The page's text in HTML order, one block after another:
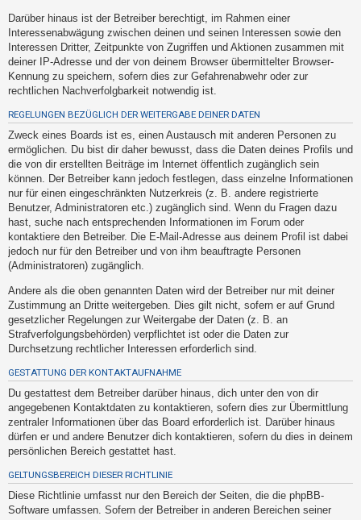
A
k
t
i
v
e
T
h
e
m
e
n
S
u
c
e
F
A
Q
Darüber hinaus ist der Betreiber berechtigt, im Rahmen einer
Interessenabwägung zwischen deinen und seinen Interessen sowie den
Interessen Dritter, Zeitpunkte von Zugriffen und Aktionen zusammen mit
deiner IP-Adresse und der von deinem Browser übermittelter Browser-
Kennung zu speichern, sofern dies zur Gefahrenabwehr oder zur
rechtlichen Nachverfolgbarkeit notwendig ist.
REGELUNGEN BEZÜGLICH DER WEITERGABE DEINER DATEN
Zweck eines Boards ist es, einen Austausch mit anderen Personen zu
ermöglichen. Du bist dir daher bewusst, dass die Daten deines Profils und
die von dir erstellten Beiträge im Internet öffentlich zugänglich sein
können. Der Betreiber kann jedoch festlegen, dass einzelne Informationen
nur für einen eingeschränkten Nutzerkreis (z. B. andere registrierte
Benutzer, Administratoren etc.) zugänglich sind. Wenn du Fragen dazu
hast, suche nach entsprechenden Informationen im Forum oder
kontaktiere den Betreiber. Die E-Mail-Adresse aus deinem Profil ist dabei
jedoch nur für den Betreiber und von ihm beauftragte Personen
(Administratoren) zugänglich.
Andere als die oben genannten Daten wird der Betreiber nur mit deiner
Zustimmung an Dritte weitergeben. Dies gilt nicht, sofern er auf Grund
gesetzlicher Regelungen zur Weitergabe der Daten (z. B. an
Strafverfolgungsbehörden) verpflichtet ist oder die Daten zur
Durchsetzung rechtlicher Interessen erforderlich sind.
GESTATTUNG DER KONTAKTAUFNAHME
Du gestattest dem Betreiber darüber hinaus, dich unter den von dir
angegebenen Kontaktdaten zu kontaktieren, sofern dies zur Übermittlung
zentraler Informationen über das Board erforderlich ist. Darüber hinaus
dürfen er und andere Benutzer dich kontaktieren, sofern du dies in deinem
persönlichen Bereich gestattet hast.
GELTUNGSBEREICH DIESER RICHTLINIE
Diese Richtlinie umfasst nur den Bereich der Seiten, die die phpBB-
Software umfassen. Sofern der Betreiber in anderen Bereichen seiner